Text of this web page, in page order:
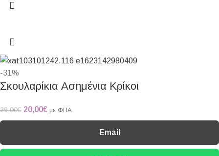
-31%
Σκουλαρίκια Ασημένια Κρίκοι
29,00€ 20,00€ με ΦΠΑ
Email